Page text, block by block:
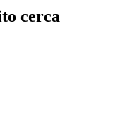
cerca